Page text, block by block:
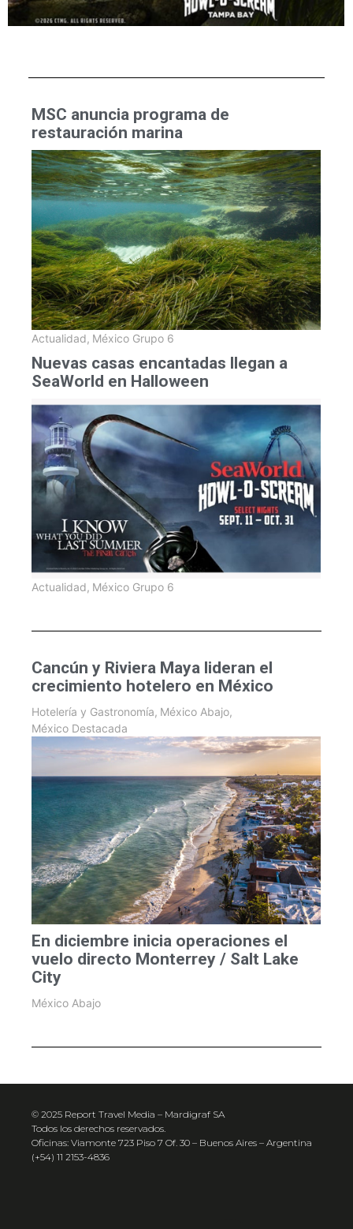
MSC anuncia programa de
restauración marina
Actualidad, México Grupo 6
Nuevas casas encantadas llegan a
SeaWorld en Halloween
Actualidad, México Grupo 6
Cancún y Riviera Maya lideran el
crecimiento hotelero en México
Hotelería y Gastronomía, México Abajo,
México Destacada
En diciembre inicia operaciones el
vuelo directo Monterrey / Salt Lake
City
México Abajo
© 2025 Report Travel Media – Mardigraf SA
Todos los derechos reservados.
Oficinas: Viamonte 723 Piso 7 Of. 30 – Buenos Aires – Argentina
(+54) 11 2153-4836